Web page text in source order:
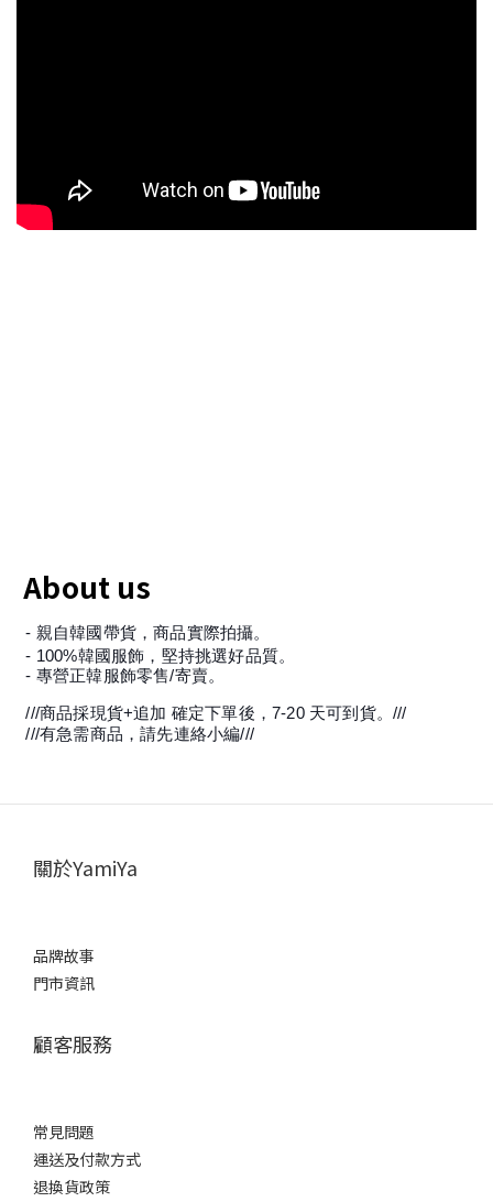
About us
- 親自韓國帶貨，商品實際拍攝。
- 100%韓國服飾，堅持挑選好品質。
- 專營正韓服飾零售/寄賣。
///商品採現貨+追加 確定下單後，7-20 天可到貨。///
///有急需商品，請先連絡小編///
關於YamiYa
品牌故事
門市資訊
顧客服務
常見問題
運送及付款方式
退換貨政策